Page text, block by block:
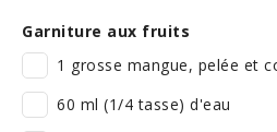
Garniture aux fruits
1 grosse mangue, pelée et
60 ml (1/4 tasse) d'eau